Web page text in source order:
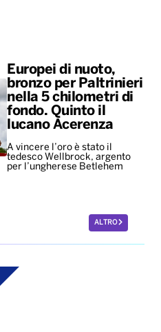
Europei di nuoto,
bronzo per Paltrinieri
nella 5 chilometri di
fondo. Quinto il
lucano Acerenza
A vincere l’oro è stato il
tedesco Wellbrock, argento
per l’ungherese Betlehem
ALTRO